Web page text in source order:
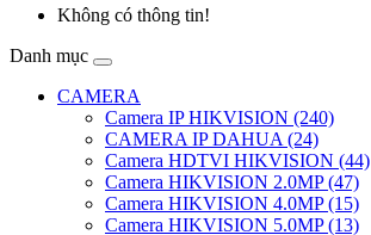
Không có thông tin!
Danh mục
CAMERA
Camera IP HIKVISION (240)
CAMERA IP DAHUA (24)
Camera HDTVI HIKVISION (44)
Camera HIKVISION 2.0MP (47)
Camera HIKVISION 4.0MP (15)
Camera HIKVISION 5.0MP (13)